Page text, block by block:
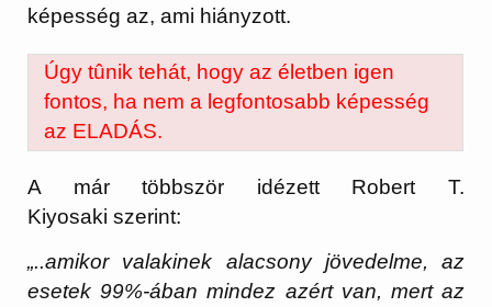
képesség az, ami hiányzott.
Úgy tûnik tehát, hogy az életben igen
fontos, ha nem a legfontosabb képesség
az ELADÁS.
A már többször idézett Robert T.
Kiyosakiszerint:
„..amikor valakinek alacsony jövedelme, az
esetek 99%-ában mindez azért van, mert az